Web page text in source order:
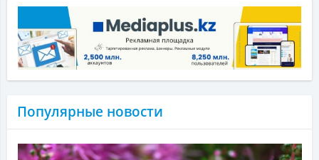
Популярные новости